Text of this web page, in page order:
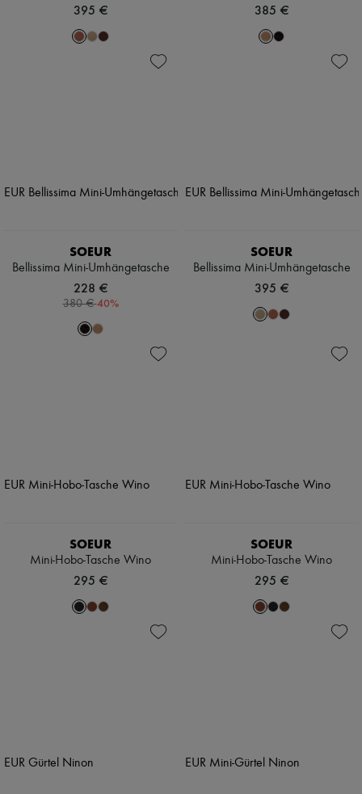
395 € 385 €
SOEUR
Bellissima Mini-Umhängetasche
228 €
380 €-40%
SOEUR
Bellissima Mini-Umhängetasche
395 €
SOEUR
Mini-Hobo-Tasche Wino
295 €
SOEUR
Mini-Hobo-Tasche Wino
295 €